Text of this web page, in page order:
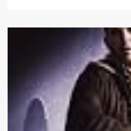
い
に